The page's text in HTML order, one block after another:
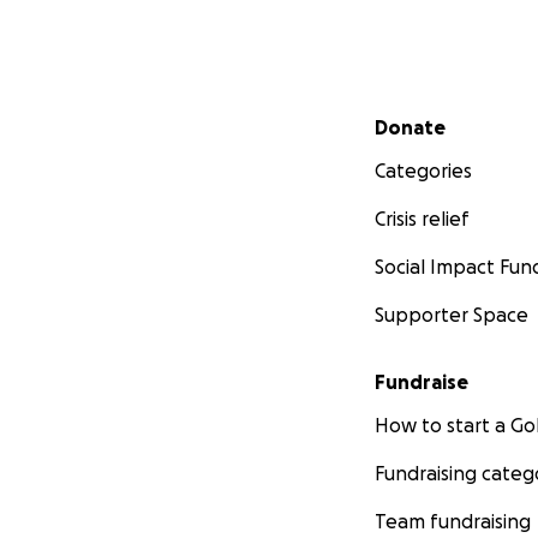
Secondary menu
Donate
Categories
Crisis relief
Social Impact
Supporter Space
Fundraise
How to start a
Fundraising
Team fundraising